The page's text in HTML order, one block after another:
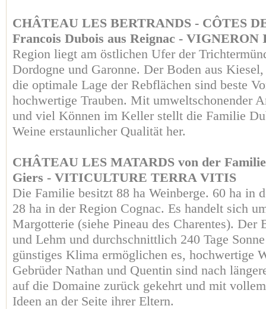
CHÂTEAU LES BERTRANDS - CÔTES
Francois Dubois aus Reignac -
Region liegt am östlichen Ufer der
Dordogne und Garonne. Der Boden aus
die optimale Lage der Rebflächen sind beste
hochwertige Trauben. Mit umweltschonender
und viel Können im Keller stellt die Familie
Weine erstaunlicher Qualität her.
CHÂTEAU LES MATARDS von der
Giers - VITICULTURE TERRA VITIS
Die Familie besitzt 88 ha Weinberge. 60 ha in
28 ha in der Region Cognac. Es handelt sich
Margotterie (siehe Pineau des Charentes). Der
und Lehm und durchschnittlich 240 Tage
günstiges Klima ermöglichen es, hochwertige
Gebrüder Nathan und Quentin sind nach
auf die Domaine zurück gekehrt und mit
Ideen an der Seite ihrer Eltern.